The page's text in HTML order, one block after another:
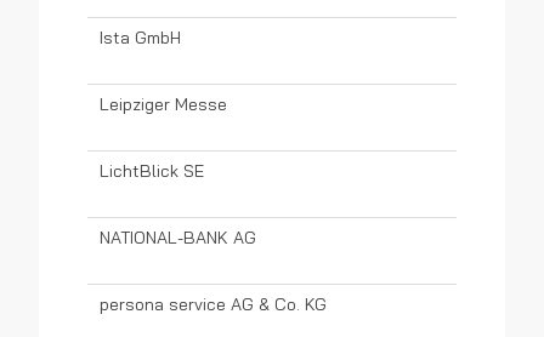
Ista GmbH
Leipziger Messe
LichtBlick SE
NATIONAL-BANK AG
persona service AG & Co. KG